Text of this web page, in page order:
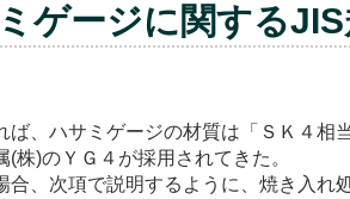
ゲージに関する
ば、ハサミゲージの材質は「ＳＫ４
株)のＹＧ４が採用されてきた。
合、次項で説明するように、焼き入